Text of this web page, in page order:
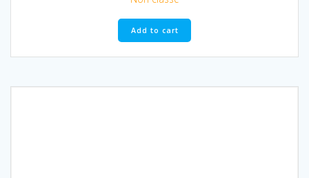
Add to cart